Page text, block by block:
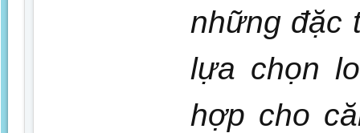
những đặc
lựa chọn
hợp cho